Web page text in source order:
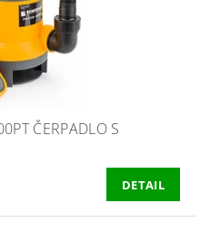
ČERPADLO S
DETAIL